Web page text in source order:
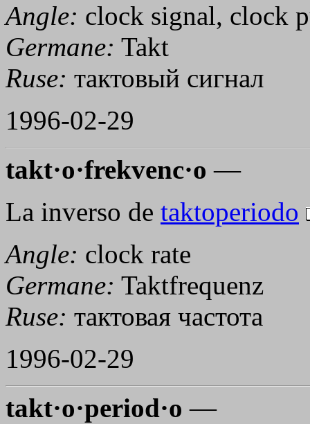
Angle: clock signal, clock
Germane: Takt
Ruse: тактовый сигнал
1996-02-29
takt·o·frekvenc·o —
La inverso de taktoperiodo
Angle: clock rate
Germane: Taktfrequenz
Ruse: тактовая частота
1996-02-29
takt·o·period·o —